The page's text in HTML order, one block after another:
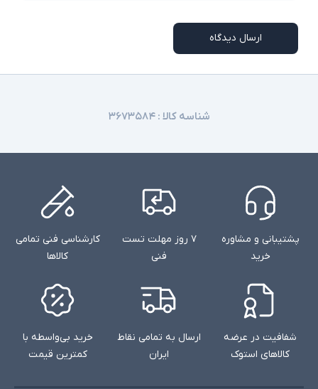
ارسال دیدگاه
شناسه کالا :۳۶۷۳۵۸۴
پشتیبانی و مشاوره
خرید
۷ روز مهلت تست
فنی
کارشناسی فنی تمامی
کالاها
شفافیت در عرضه
کالاهای استوک
ارسال به تمامی نقاط
ایران
خرید بی‌واسطه با
کمترین قیمت